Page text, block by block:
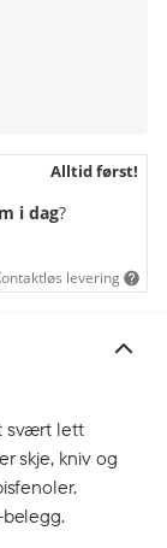
Alltid først!
i dag?
levering
svært lett
skje, kniv og